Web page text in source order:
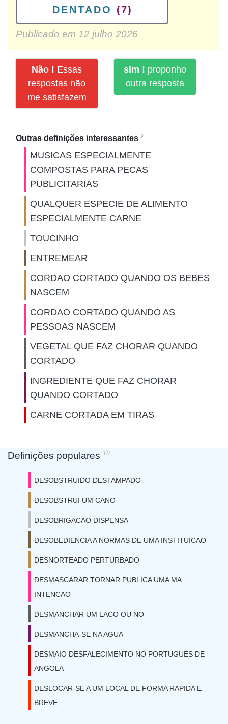
DENTADO (7)
Publicado em 12 julho 2026
Não ! Essas
respostas não
me satisfazem
sim ! proponho
outra resposta
Outras definições interessantes 9
MUSICAS ESPECIALMENTE
COMPOSTAS PARA PECAS
PUBLICITARIAS
QUALQUER ESPECIE DE ALIMENTO
ESPECIALMENTE CARNE
TOUCINHO
ENTREMEAR
CORDAO CORTADO QUANDO OS BEBES
NASCEM
CORDAO CORTADO QUANDO AS
PESSOAS NASCEM
VEGETAL QUE FAZ CHORAR QUANDO
CORTADO
INGREDIENTE QUE FAZ CHORAR
QUANDO CORTADO
CARNE CORTADA EM TIRAS
Definições populares 10
DESOBSTRUIDO DESTAMPADO
DESOBSTRUI UM CANO
DESOBRIGACAO DISPENSA
DESOBEDIENCIA A NORMAS DE UMA INSTITUICAO
DESNORTEADO PERTURBADO
DESMASCARAR TORNAR PUBLICA UMA MA
INTENCAO
DESMANCHAR UM LACO OU NO
DESMANCHA-SE NA AGUA
DESMAIO DESFALECIMENTO NO PORTUGUES DE
ANGOLA
DESLOCAR-SE A UM LOCAL DE FORMA RAPIDA E
BREVE